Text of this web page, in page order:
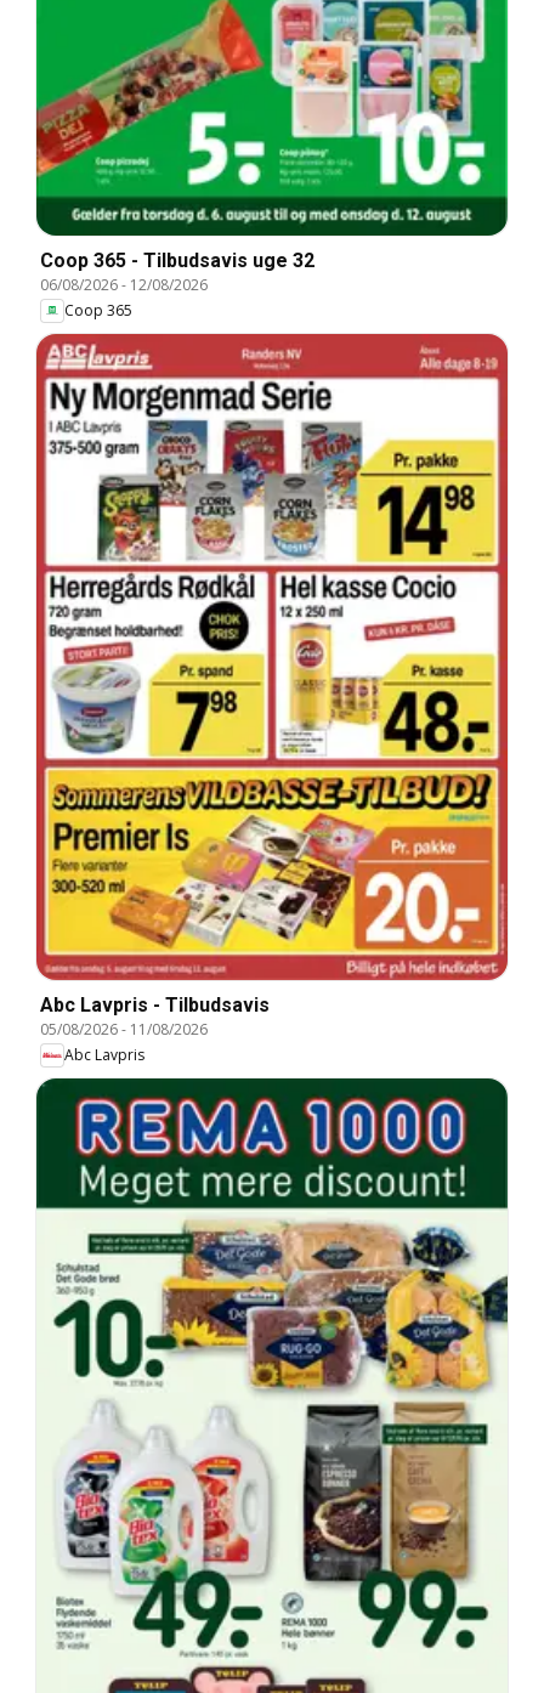
Coop 365 - Tilbudsavis uge 32
06/08/2026- 12/08/2026
Coop 365
Abc Lavpris - Tilbudsavis
05/08/2026- 11/08/2026
Abc Lavpris